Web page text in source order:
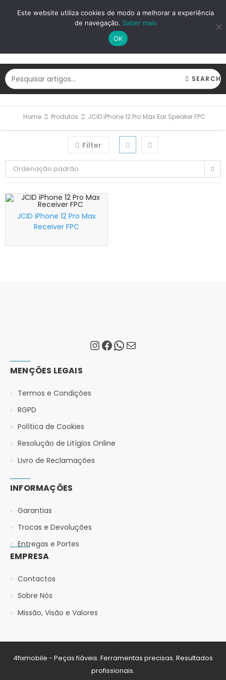
LOGIN REGISTAR
SEARCH
Home Produtos JCID iPhone 12 Pro Max Ear Speaker FPC
Filter
Ordenação padrão
JCID iPhone 12 Pro Max
Receiver FPC
MENÇÕES LEGAIS
Termos e Condições
RGPD
Política de Cookies
Resolução de Litígios Online
Livro de Reclamações
INFORMAÇÕES
Garantias
Trocas e Devoluções
Entregas e Portes
EMPRESA
Contactos
Sobre Nós
Missão, Visão e Valores
4fixmobile - Peças fiáveis. Ferramentas precisas. Resultados
profissionais.
Este website utiliza cookies de modo a melhorar a experiência
de navegação. Saber mais
OK